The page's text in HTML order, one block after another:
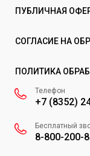
ПУБЛИЧНАЯ
СОГЛАСИЕ НА
ПОЛИТИКА
Телефон
+7 (8352)
Бесплатный
8-800-200-